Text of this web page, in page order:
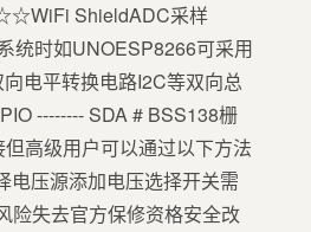
ShieldADC采样
时如UNOESP8266可采用
电平转换电路I2C等双向总
-------- SDA # BSS138栅
高级用户可以通过以下方法
压源添加电压选择开关需
险失去官方保修资格安全改